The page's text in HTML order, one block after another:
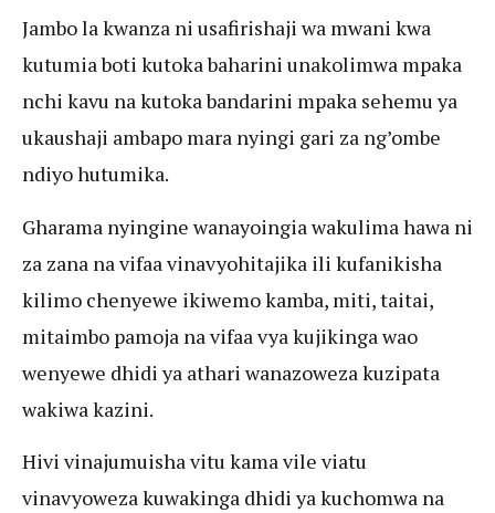
Jambo la kwanza ni usafirishaji wa mwani kwa
kutumia boti kutoka baharini unakolimwa mpaka
nchi kavu na kutoka bandarini mpaka sehemu ya
ukaushaji ambapo mara nyingi gari za ng’ombe
ndiyo hutumika.
Gharama nyingine wanayoingia wakulima hawa ni
za zana na vifaa vinavyohitajika ili kufanikisha
kilimo chenyewe ikiwemo kamba, miti, taitai,
mitaimbo pamoja na vifaa vya kujikinga wao
wenyewe dhidi ya athari wanazoweza kuzipata
wakiwa kazini.
Hivi vinajumuisha vitu kama vile viatu
vinavyoweza kuwakinga dhidi ya kuchomwa na